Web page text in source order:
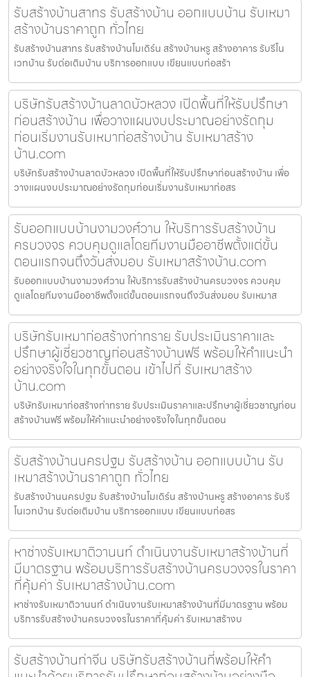
รับสร้างบ้านสาทร รับสร้างบ้าน ออกแบบบ้าน รับเหมา
สร้างบ้านราคาถูก ทั่วไทย
รับสร้างบ้านสาทร รับสร้างบ้านโมเดิร์น สร้างบ้านหรู สร้างอาคาร รับรีโน
เวทบ้าน รับต่อเติมบ้าน บริการออกแบบ เขียนแบบก่อสร้า
บริษัทรับสร้างบ้านลาดบัวหลวง เปิดพื้นที่ให้รับปรึกษา
ก่อนสร้างบ้าน เพื่อวางแผนงบประมาณอย่างรัดกุม
ก่อนเริ่มงานรับเหมาก่อสร้างบ้าน รับเหมาสร้าง
บ้าน.com
บริษัทรับสร้างบ้านลาดบัวหลวง เปิดพื้นที่ให้รับปรึกษาก่อนสร้างบ้าน เพื่อ
วางแผนงบประมาณอย่างรัดกุมก่อนเริ่มงานรับเหมาก่อสร
รับออกแบบบ้านงามวงศ์วาน ให้บริการรับสร้างบ้าน
ครบวงจร ควบคุมดูแลโดยทีมงานมืออาชีพตั้งแต่ขั้น
ตอนแรกจนถึงวันส่งมอบ รับเหมาสร้างบ้าน.com
รับออกแบบบ้านงามวงศ์วาน ให้บริการรับสร้างบ้านครบวงจร ควบคุม
ดูแลโดยทีมงานมืออาชีพตั้งแต่ขั้นตอนแรกจนถึงวันส่งมอบ รับเหมาส
บริษัทรับเหมาก่อสร้างท่าทราย รับประเมินราคาและ
ปรึกษาผู้เชี่ยวชาญก่อนสร้างบ้านฟรี พร้อมให้คำแนะนำ
อย่างจริงใจในทุกขั้นตอน เข้าไปที่ รับเหมาสร้าง
บ้าน.com
บริษัทรับเหมาก่อสร้างท่าทราย รับประเมินราคาและปรึกษาผู้เชี่ยวชาญก่อน
สร้างบ้านฟรี พร้อมให้คำแนะนำอย่างจริงใจในทุกขั้นตอน
รับสร้างบ้านนครปฐม รับสร้างบ้าน ออกแบบบ้าน รับ
เหมาสร้างบ้านราคาถูก ทั่วไทย
รับสร้างบ้านนครปฐม รับสร้างบ้านโมเดิร์น สร้างบ้านหรู สร้างอาคาร รับรี
โนเวทบ้าน รับต่อเติมบ้าน บริการออกแบบ เขียนแบบก่อสร
หาช่างรับเหมาติวานนท์ ดำเนินงานรับเหมาสร้างบ้านที่
มีมาตรฐาน พร้อมบริการรับสร้างบ้านครบวงจรในราคา
ที่คุ้มค่า รับเหมาสร้างบ้าน.com
หาช่างรับเหมาติวานนท์ ดำเนินงานรับเหมาสร้างบ้านที่มีมาตรฐาน พร้อม
บริการรับสร้างบ้านครบวงจรในราคาที่คุ้มค่า รับเหมาสร้างบ
รับสร้างบ้านท่าจีน บริษัทรับสร้างบ้านที่พร้อมให้คำ